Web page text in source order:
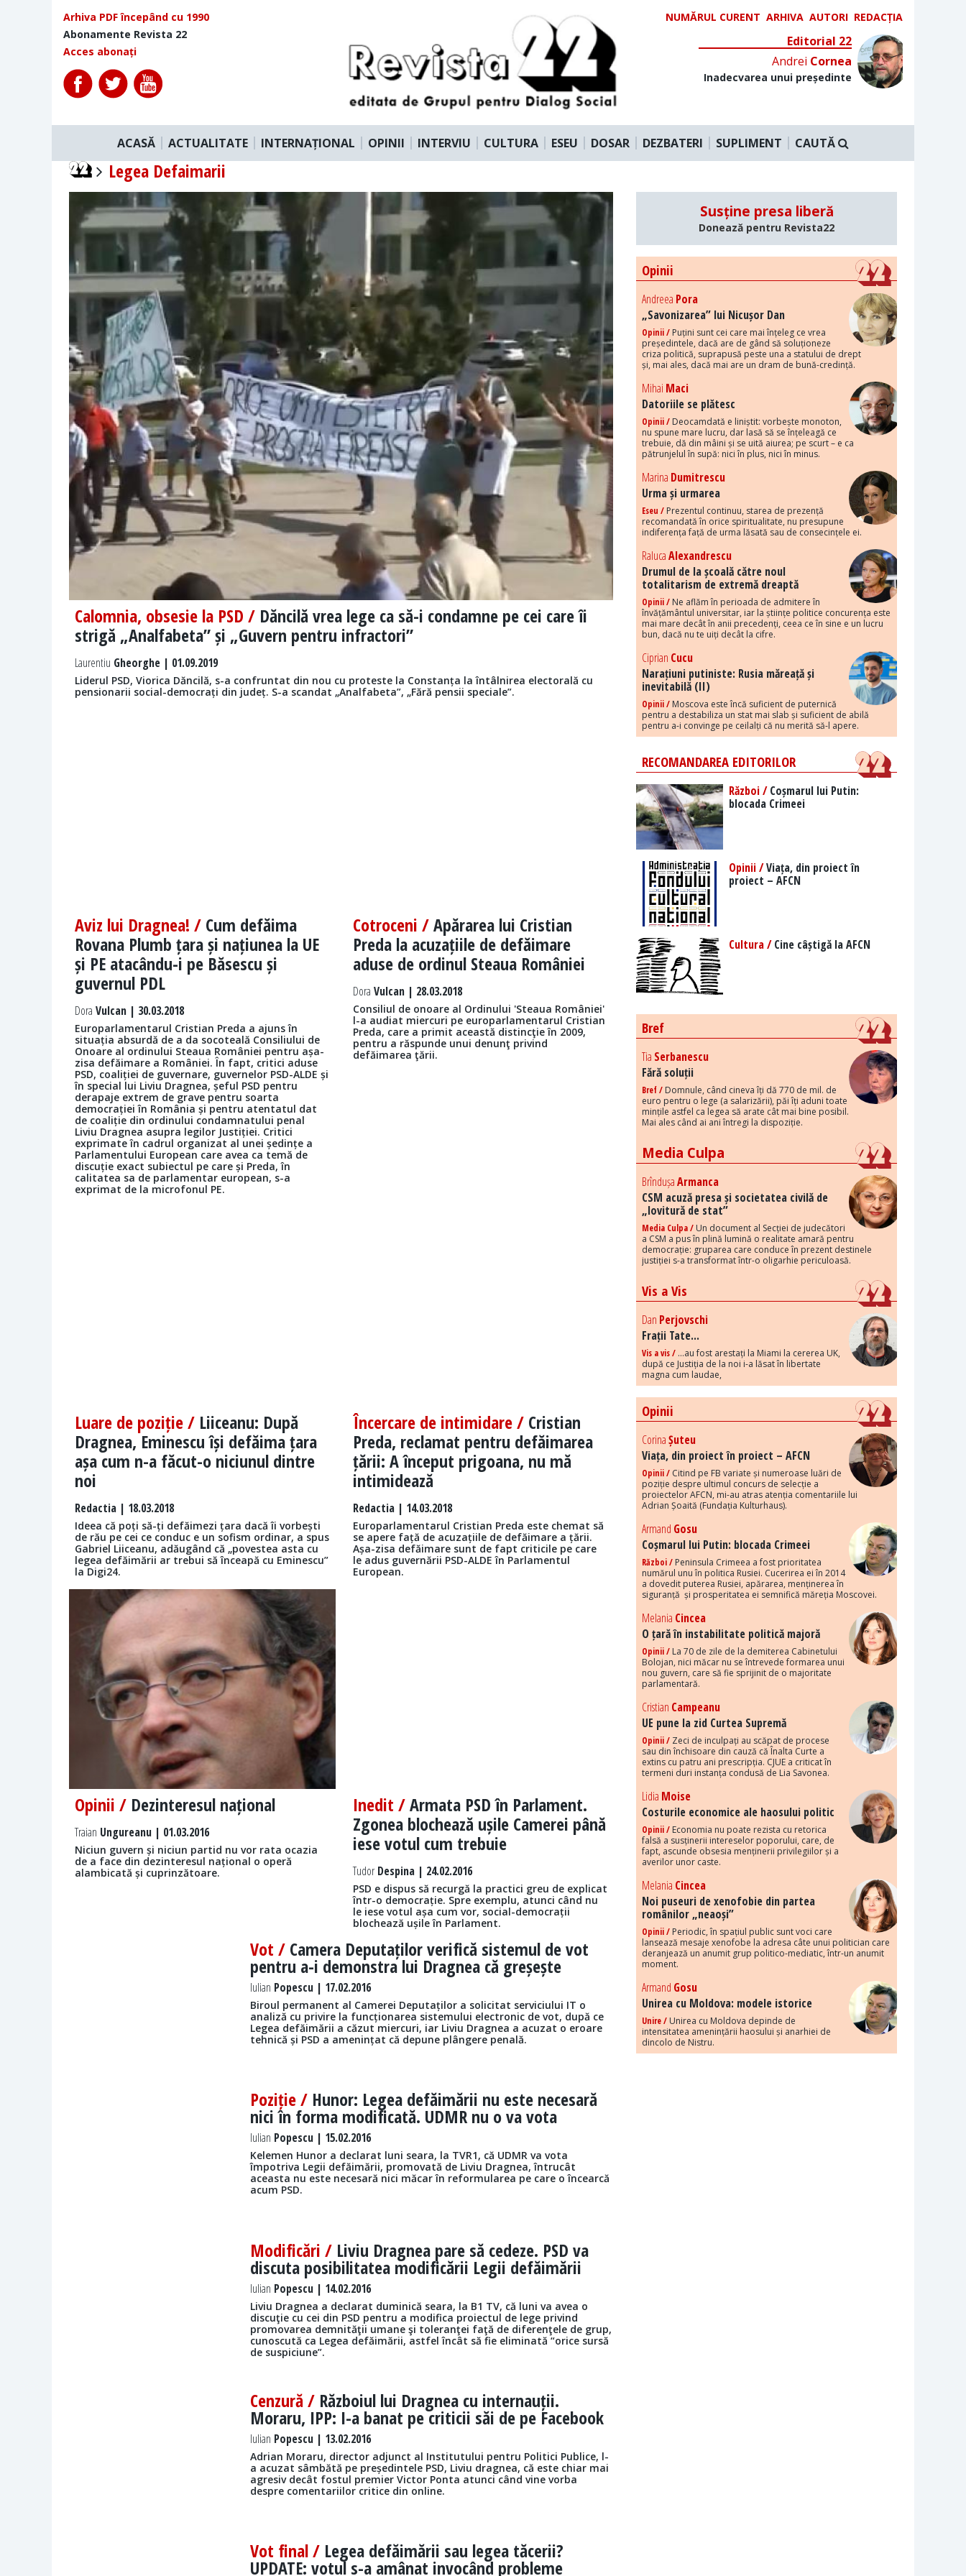
Arhiva PDF începând cu 1990
Abonamente Revista 22
Acces abonați
NUMĂRUL CURENT ARHIVA AUTORI REDACȚIA
Editorial 22
Andrei Cornea
Inadecvarea unui președinte
ACASĂ ACTUALITATE INTERNAȚIONAL OPINII INTERVIU CULTURA ESEU DOSAR DEZBATERI SUPLIMENT CAUTĂ
Legea Defaimarii
Calomnia, obsesie la PSD / Dăncilă vrea lege ca să-i condamne pe cei care îi
strigă „Analfabeta” și „Guvern pentru infractori”
Laurentiu Gheorghe | 01.09.2019
Liderul PSD, Viorica Dăncilă, s-a confruntat din nou cu proteste la Constanța la întâlnirea electorală cu
pensionarii social-democrați din județ. S-a scandat „Analfabeta”, „Fără pensii speciale”.
Aviz lui Dragnea! / Cum defăima
Rovana Plumb țara și națiunea la UE
și PE atacându-i pe Băsescu și
guvernul PDL
Dora Vulcan | 30.03.2018
Europarlamentarul Cristian Preda a ajuns în
situația absurdă de a da socoteală Consiliului de
Onoare al ordinului Steaua României pentru așa-
zisa defăimare a României. În fapt, critici aduse
PSD, coaliției de guvernare, guvernelor PSD-ALDE și
în special lui Liviu Dragnea, șeful PSD pentru
derapaje extrem de grave pentru soarta
democrației în România și pentru atentatul dat
de coaliție din ordinului condamnatului penal
Liviu Dragnea asupra legilor Justiției. Critici
exprimate în cadrul organizat al unei ședințe a
Parlamentului European care avea ca temă de
discuție exact subiectul pe care și Preda, în
calitatea sa de parlamentar european, s-a
exprimat de la microfonul PE.
Cotroceni /Apărarea lui Cristian
Preda la acuzațiile de defăimare
aduse de ordinul Steaua României
Dora Vulcan | 28.03.2018
Consiliul de onoare al Ordinului 'Steaua României'
l-a audiat miercuri pe europarlamentarul Cristian
Preda, care a primit această distincţie în 2009,
pentru a răspunde unui denunţ privind
defăimarea ţării.
Luare de poziție / Liiceanu: După
Dragnea, Eminescu își defăima țara
așa cum n-a făcut-o niciunul dintre
noi
Redactia | 18.03.2018
Ideea că poți să-ți defăimezi țara dacă îi vorbești
de rău pe cei ce conduc e un sofism ordinar, a spus
Gabriel Liiceanu, adăugând că „povestea asta cu
legea defăimării ar trebui să înceapă cu Eminescu”
la Digi24.
Încercare de intimidare / Cristian
Preda, reclamat pentru defăimarea
țării: A început prigoana, nu mă
intimidează
Redactia| 14.03.2018
Europarlamentarul Cristian Preda este chemat să
se apere față de acuzațiile de defăimare a țării.
Așa-zisa defăimare sunt de fapt criticile pe care
le adus guvernării PSD-ALDE în Parlamentul
European.
Opinii / Dezinteresul național
Traian Ungureanu | 01.03.2016
Niciun guvern și niciun partid nu vor rata ocazia
de a face din dezinteresul național o operă
alambicată și cuprinzătoare.
Inedit /Armata PSD în Parlament.
Zgonea blochează ușile Camerei până
iese votul cum trebuie
TudorDespina | 24.02.2016
PSD e dispus să recurgă la practici greu de explicat
într-o democrație. Spre exemplu, atunci când nu
le iese votul așa cum vor, social-democrații
blochează ușile în Parlament.
Vot / Camera Deputaților verifică sistemul de vot
pentru a-i demonstra lui Dragnea că greșește
Iulian Popescu | 17.02.2016
Biroul permanent al Camerei Deputaților a solicitat serviciului IT o
analiză cu privire la funcționarea sistemului electronic de vot, după ce
Legea defăimării a căzut miercuri, iar Liviu Dragnea a acuzat o eroare
tehnică și PSD a amenințat că depune plângere penală.
Poziție / Hunor: Legea defăimării nu este necesară
nici în forma modificată. UDMR nu o va vota
Iulian Popescu | 15.02.2016
Kelemen Hunor a declarat luni seara, la TVR1, că UDMR va vota
împotriva Legii defăimării, promovată de Liviu Dragnea, întrucât
aceasta nu este necesară nici măcar în reformularea pe care o încearcă
acum PSD.
Modificări / Liviu Dragnea pare să cedeze. PSD va
discuta posibilitatea modificării Legii defăimării
Iulian Popescu | 14.02.2016
Liviu Dragnea a declarat duminică seara, la B1 TV, că luni va avea o
discuţie cu cei din PSD pentru a modifica proiectul de lege privind
promovarea demnităţii umane şi toleranţei faţă de diferenţele de grup,
cunoscută ca Legea defăimării, astfel încât să fie eliminată “orice sursă
de suspiciune”.
Cenzură / Războiul lui Dragnea cu internauții.
Moraru, IPP: I-a banat pe criticii săi de pe Facebook
Iulian Popescu | 13.02.2016
Adrian Moraru, director adjunct al Institutului pentru Politici Publice, l-
a acuzat sâmbătă pe președintele PSD, Liviu dragnea, că este chiar mai
agresiv decât fostul premier Victor Ponta atunci când vine vorba
despre comentariilor critice din online.
Vot final / Legea defăimării sau legea tăcerii?
UPDATE: votul s-a amânat invocând probleme
Susține presa liberă
Donează pentru Revista22
Opinii
Andreea Pora
„Savonizarea” lui Nicușor Dan
Opinii / Puțini sunt cei care mai înțeleg ce vrea
președintele, dacă are de gând să soluționeze
criza politică, suprapusă peste una a statului de drept
și, mai ales, dacă mai are un dram de bună-credință.
Mihai Maci
Datoriile se plătesc
Opinii / Deocamdată e liniștit: vorbește monoton,
nu spune mare lucru, dar lasă să se înțeleagă ce
trebuie, dă din mâini și se uită aiurea; pe scurt – e ca
pătrunjelul în supă: nici în plus, nici în minus.
Marina Dumitrescu
Urma și urmarea
Eseu / Prezentul continuu, starea de prezență
recomandată în orice spiritualitate, nu presupune
indiferența față de urma lăsată sau de consecințele ei.
RalucaAlexandrescu
Drumul de la școală către noul
totalitarism de extremă dreaptă
Opinii / Ne aflăm în perioada de admitere în
învățământul universitar, iar la științe politice concurența este
mai mare decât în anii precedenți, ceea ce în sine e un lucru
bun, dacă nu te uiți decât la cifre.
Ciprian Cucu
Narațiuni putiniste: Rusia măreață și
inevitabilă (II)
Opinii / Moscova este încă suficient de puternică
pentru a destabiliza un stat mai slab și suficient de abilă
pentru a-i convinge pe ceilalți că nu merită să-l apere.
RECOMANDAREA EDITORILOR
Război /Coșmarul lui Putin:
blocada Crimeei
Opinii /Viața, din proiect în
proiect – AFCN
Cultura /Cine câștigă la AFCN
Bref
Tia Serbanescu
Fără soluții
Bref / Domnule, când cineva îți dă 770 de mil. de
euro pentru o lege (a salarizării), păi îți aduni toate
mințile astfel ca legea să arate cât mai bine posibil.
Mai ales când ai ani întregi la dispoziție.
Media Culpa
BrîndușaArmanca
CSM acuză presa și societatea civilă de
„lovitură de stat”
Media Culpa / Un document al Secției de judecători
a CSM a pus în plină lumină o realitate amară pentru
democrație: gruparea care conduce în prezent destinele
justiției s-a transformat într-o oligarhie periculoasă.
Vis a Vis
Dan Perjovschi
Frații Tate...
Vis a vis / ...au fost arestați la Miami la cererea UK,
după ce Justiția de la noi i-a lăsat în libertate
magna cum laudae,
Opinii
CorinaȘuteu
Viața, din proiect în proiect – AFCN
Opinii / Citind pe FB variate și numeroase luări de
poziție despre ultimul concurs de selecție a
proiectelor AFCN, mi-au atras atenția comentariile lui
Adrian Șoaită (Fundația Kulturhaus).
Armand Gosu
Coșmarul lui Putin: blocada Crimeei
Război / Peninsula Crimeea a fost prioritatea
numărul unu în politica Rusiei. Cucerirea ei în 2014
a dovedit puterea Rusiei, apărarea, menținerea în
siguranță și prosperitatea ei semnifică măreția Moscovei.
Melania Cincea
O țară în instabilitate politică majoră
Opinii / La 70 de zile de la demiterea Cabinetului
Bolojan, nici măcar nu se întrevede formarea unui
nou guvern, care să fie sprijinit de o majoritate
parlamentară.
Cristian Campeanu
UE pune la zid Curtea Supremă
Opinii / Zeci de inculpați au scăpat de procese
sau din închisoare din cauză că Înalta Curte a
extins cu patru ani prescripția. CJUE a criticat în
termeni duri instanța condusă de Lia Savonea.
Lidia Moise
Costurile economice ale haosului politic
Opinii / Economia nu poate rezista cu retorica
falsă a susținerii intereselor poporului, care, de
fapt, ascunde obsesia menținerii privilegiilor și a
averilor unor caste.
Melania Cincea
Noi puseuri de xenofobie din partea
românilor „neaoși”
Opinii / Periodic, în spațiul public sunt voci care
lansează mesaje xenofobe la adresa câte unui politician care
deranjează un anumit grup politico-mediatic, într-un anumit
moment.
Armand Gosu
Unirea cu Moldova: modele istorice
Unire / Unirea cu Moldova depinde de
intensitatea amenințării haosului și anarhiei de
dincolo de Nistru.